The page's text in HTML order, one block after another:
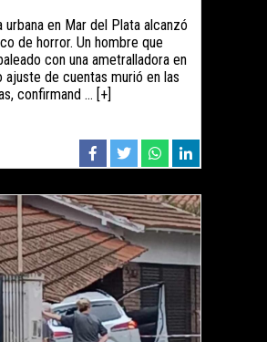
urbana en Mar del Plata alcanzó
de horror. Un hombre que
con una ametralladora en
ajuste de cuentas murió en las
confirmand ... [+]